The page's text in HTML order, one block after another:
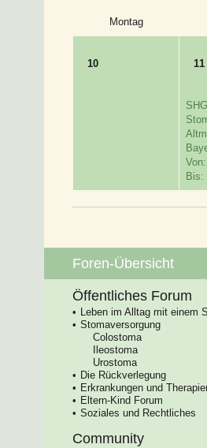
Montag
10 11
Bis:
Foren-Übersicht
Öffentliches Forum
Leben im Alltag mit einem
Stomaversorgung
Colostoma
Ileostoma
Urostoma
Die Rückverlegung
Erkrankungen und
Eltern-Kind Forum
Soziales und Rechtliches
Community